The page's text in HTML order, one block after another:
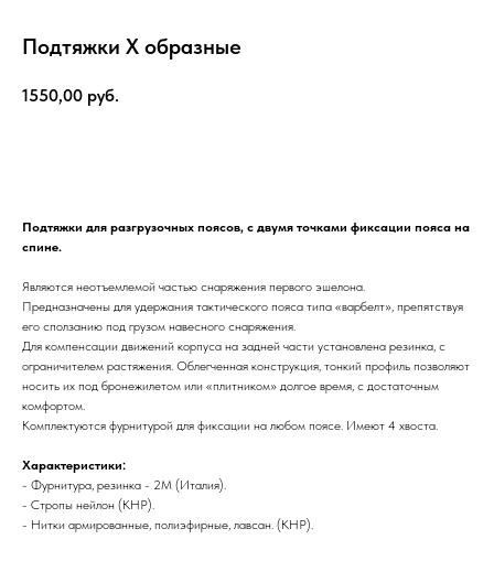
Подтяжки X образные
1550,00 руб.
Подтяжки для разгрузочных поясов, с двумя точками фиксации пояса на
спине.
Являются неотъемлемой частью снаряжения первого эшелона.
Предназначены для удержания тактического пояса типа «варбелт», препятствуя
его сползанию под грузом навесного снаряжения.
Для компенсации движений корпуса на задней части установлена резинка, с
ограничителем растяжения. Облегченная конструкция, тонкий профиль позволяют
носить их под бронежилетом или «плитником» долгое время, с достаточным
комфортом.
Комплектуются фурнитурой для фиксации на любом поясе. Имеют 4 хвоста.
Характеристики:
- Фурнитура, резинка - 2М (Италия).
- Стропы нейлон (КНР).
- Нитки армированные, полиэфирные, лавсан. (КНР).